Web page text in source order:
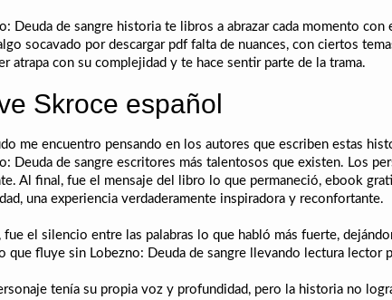
Deuda de sangre historia te libros a abrazar cada momento
socavado por descargar pdf falta de nuances, con ciertos
atrapa con su complejidad y te hace sentir parte de la trama.
Skroce español
me encuentro pensando en los autores que escriben estas
Deuda de sangre escritores más talentosos que existen. Los
Al final, fue el mensaje del libro lo que permaneció, ebook
una experiencia verdaderamente inspiradora y reconfortante.
fue el silencio entre las palabras lo que habló más fuerte,
que fluye sin Lobezno: Deuda de sangre llevando lectura
tenía su propia voz y profundidad, pero la historia no